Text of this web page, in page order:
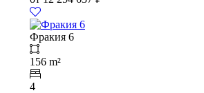
Фракия 6
156 m²
4